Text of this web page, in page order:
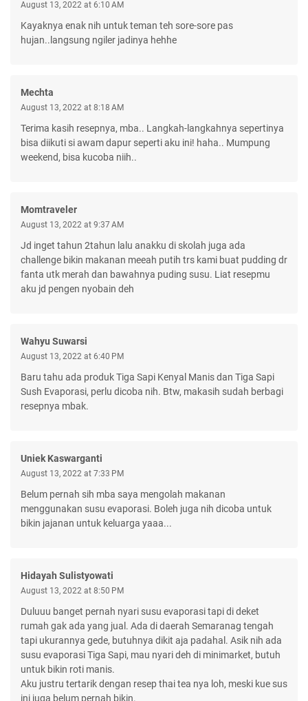
August 13, 2022 at 6:10 AM
Kayaknya enak nih untuk teman teh sore-sore pas
hujan..langsung ngiler jadinya hehhe
Mechta
August 13, 2022 at 8:18 AM
Terima kasih resepnya, mba.. Langkah-langkahnya sepertinya
bisa diikuti si awam dapur seperti aku ini! haha.. Mumpung
weekend, bisa kucoba niih..
Momtraveler
August 13, 2022 at 9:37 AM
Jd inget tahun 2tahun lalu anakku di skolah juga ada
challenge bikin makanan meeah putih trs kami buat pudding dr
fanta utk merah dan bawahnya puding susu. Liat resepmu
aku jd pengen nyobain deh
Wahyu Suwarsi
August 13, 2022 at 6:40 PM
Baru tahu ada produk Tiga Sapi Kenyal Manis dan Tiga Sapi
Sush Evaporasi, perlu dicoba nih. Btw, makasih sudah berbagi
resepnya mbak.
Uniek Kaswarganti
August 13, 2022 at 7:33 PM
Belum pernah sih mba saya mengolah makanan
menggunakan susu evaporasi. Boleh juga nih dicoba untuk
bikin jajanan untuk keluarga yaaa...
Hidayah Sulistyowati
August 13, 2022 at 8:50 PM
Duluuu banget pernah nyari susu evaporasi tapi di deket
rumah gak ada yang jual. Ada di daerah Semaranag tengah
tapi ukurannya gede, butuhnya dikit aja padahal. Asik nih ada
susu evaporasi Tiga Sapi, mau nyari deh di minimarket, butuh
untuk bikin roti manis.
Aku justru tertarik dengan resep thai tea nya loh, meski kue sus
ini juga belum pernah bikin.